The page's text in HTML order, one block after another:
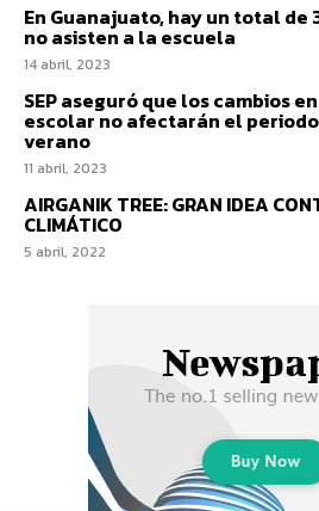
En Guanajuato, hay un total de
no asisten a la escuela
14 abril, 2023
SEP aseguró que los cambios
escolar no afectarán el
verano
11 abril, 2023
AIRGANIK TREE: GRAN IDEA
CLIMÁTICO
5 abril, 2022